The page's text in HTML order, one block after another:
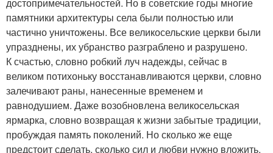
достопримечательностей. Но в советские годы многие
памятники архитектуры села были полностью или
частично уничтожены. Все великосельские церкви были
упразднены, их убранство разграблено и разрушено.
К счастью, словно робкий луч надежды, сейчас в
великом потихоньку восстанавливаются церкви, словно
залечивают раны, нанесенные временем и
равнодушием. Даже возобновлена великосельская
ярмарка, словно возвращая к жизни забытые традиции,
пробуждая память поколений. Но сколько же еще
предстоит сделать, сколько сил и любви нужно вложить,